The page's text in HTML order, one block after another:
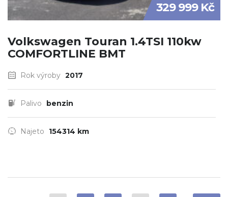
329 999 Kč
Volkswagen Touran 1.4TSI 110kw
COMFORTLINE BMT
Rok výroby 2017
Palivo benzin
Najeto 154314 km